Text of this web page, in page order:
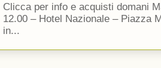
Clicca per info e acquisti domani
12.00 – Hotel Nazionale – Piazza
in...